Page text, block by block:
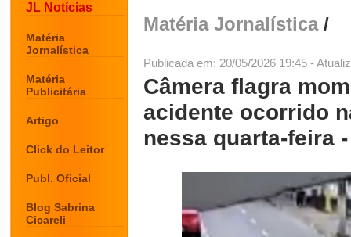
JL Notícias
Matéria
Jornalística
Matéria
Publicitária
Artigo
Click do Leitor
Publ. Oficial
Blog Sabrina
Cicareli
Matéria Jornalística/
Publicada em: 20/05/2026 19:45 -
Câmera flagra
acidente ocorrido
nessa quarta-feira